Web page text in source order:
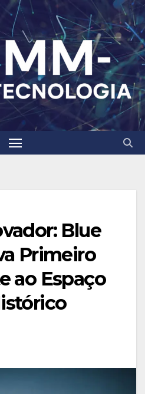
Blue
Primeiro
ao Espaço